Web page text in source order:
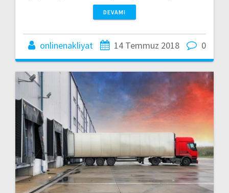
DEVAMI
onlinenakliyat 14 Temmuz 2018 0